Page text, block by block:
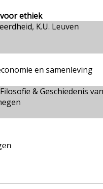
ethiek
K.U. Leuven
en samenleving
& Geschiedenis